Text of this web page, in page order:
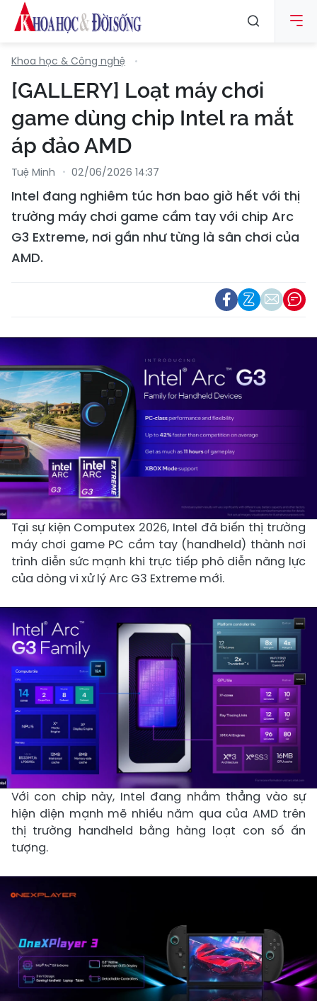
Khoa học & Công nghệ
[GALLERY] Loạt máy chơi
game dùng chip Intel ra mắt
áp đảo AMD
Tuệ Minh 02/06/2026 14:37
Intel đang nghiêm túc hơn bao giờ hết với thị
trường máy chơi game cầm tay với chip Arc
G3 Extreme, nơi gần như từng là sân chơi của
AMD.
Tại sự kiện Computex 2026, Intel đã biến thị trường
máy chơi game PC cầm tay (handheld) thành nơi
trình diễn sức mạnh khi trực tiếp phô diễn năng lực
của dòng vi xử lý Arc G3 Extreme mới.
Với con chip này, Intel đang nhắm thẳng vào sự
hiện diện mạnh mẽ nhiều năm qua của AMD trên
thị trường handheld bằng hàng loạt con số ấn
tượng.